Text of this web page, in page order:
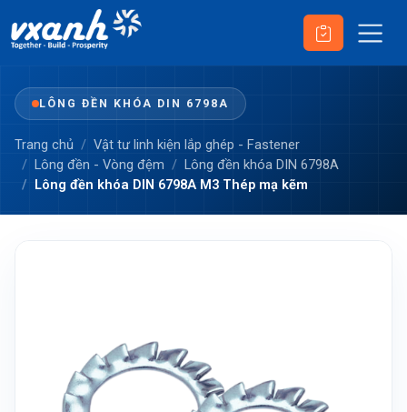
LÔNG ĐỀN KHÓA DIN 6798A
Trang chủ
Vật tư linh kiện lắp ghép - Fastener
Lông đền - Vòng đệm
Lông đền khóa DIN 6798A
Lông đền khóa DIN 6798A M3 Thép mạ kẽm